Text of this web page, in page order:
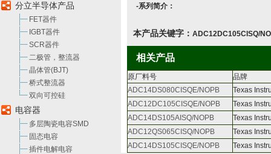
分立半导体产品
FET器件
IGBT器件
SCR器件
二极管，整流器
晶体管(BJT)
桥式整流器
双向可控硅
电容器
多层陶瓷电容SMD
固态电容
插件电解电容
-系列简介：
本产品关键字： ADC12DC105CISQ/
相关产品
原厂料号
品牌
ADC14DS080CISQE/NOPB
Texas
ADC12DC105CISQE/NOPB
Texas
ADC14DS105AISQ/NOPB
Texas
ADC12QS065CISQ/NOPB
Texas
ADC14DS105CISQE/NOPB
Texas